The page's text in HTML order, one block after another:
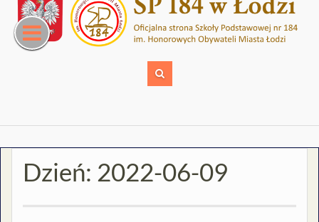
content
Dzień: 2022-06-09